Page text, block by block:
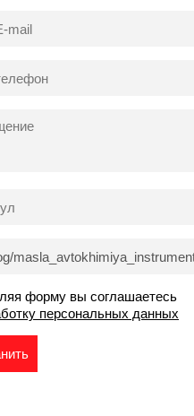
форму вы соглашаетесь
персональных данных